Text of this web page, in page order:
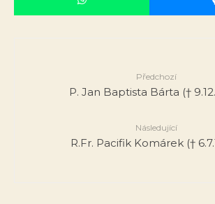
Předchozí
P. Jan Baptista Bárta (†
Následující
R.Fr. Pacifik Komárek (†